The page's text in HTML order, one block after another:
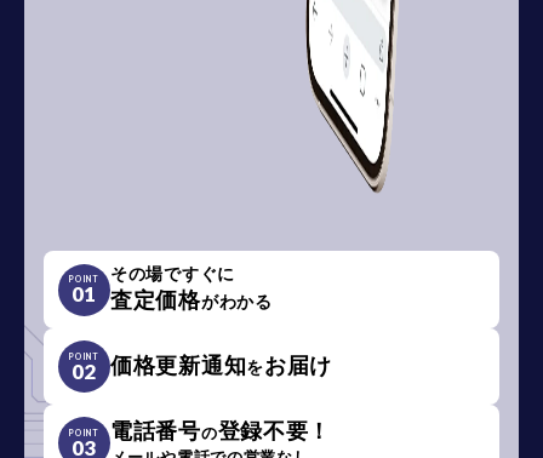
POINT
01
その場ですぐに
査定価格がわかる
POINT
02 価格更新通知をお届け
POINT
03
電話番号の登録不要！